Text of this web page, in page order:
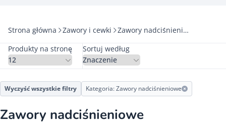
Strona główna Zawory i cewki
Zawory nadciśnieniowe
Produkty na stronę
Sortuj według
Wyczyść wszystkie filtry Kategoria: Zawory nadciśnieniowe
Zawory nadciśnieniowe